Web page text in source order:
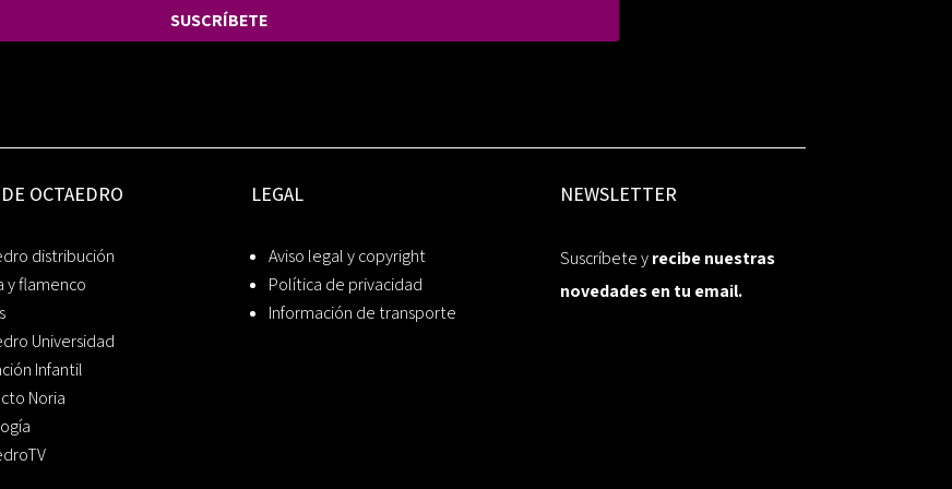
SUSCRÍBETE
OCTAEDRO
distribución
y flamenco
Universidad
Infantil
Noria
LEGAL
Aviso legal y copyright
Política de privacidad
Información de transporte
NEWSLETTER
Suscríbete yrecibe nuestras
novedades en tu email.